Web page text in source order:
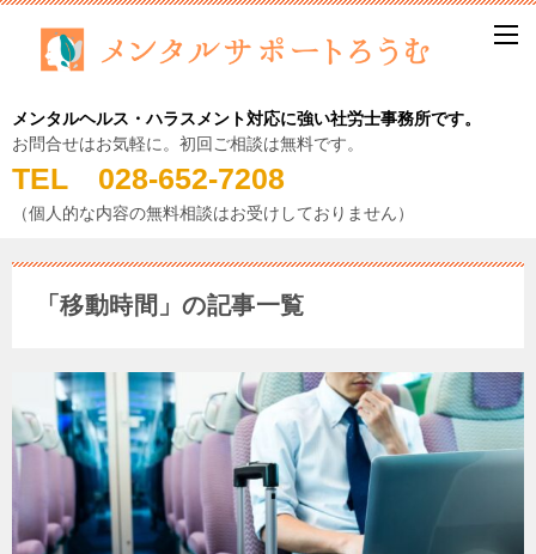
メンタルヘルス・ハラスメント対応に強い社労士事務所です。
お問合せはお気軽に。初回ご相談は無料です。
TEL 028-652-7208
（個人的な内容の無料相談はお受けしておりません）
「移動時間」の記事一覧